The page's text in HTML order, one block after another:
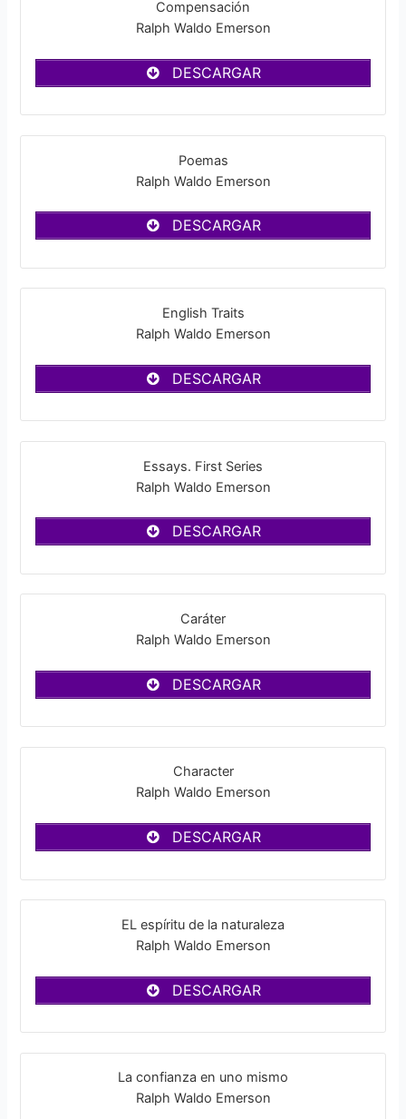
Compensación
Ralph Waldo Emerson
DESCARGAR
Poemas
Ralph Waldo Emerson
DESCARGAR
English Traits
Ralph Waldo Emerson
DESCARGAR
Essays. First Series
Ralph Waldo Emerson
DESCARGAR
Caráter
Ralph Waldo Emerson
DESCARGAR
Character
Ralph Waldo Emerson
DESCARGAR
EL espíritu de la naturaleza
Ralph Waldo Emerson
DESCARGAR
La confianza en uno mismo
Ralph Waldo Emerson